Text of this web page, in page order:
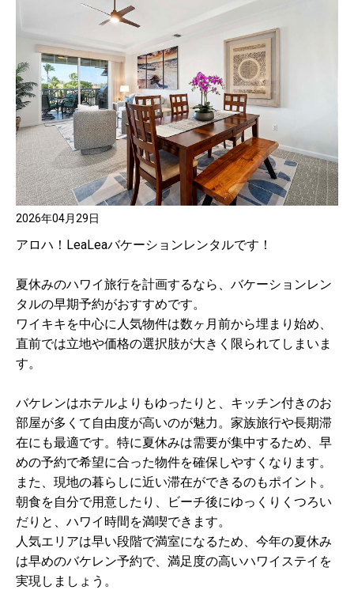
2026年04月29日
アロハ！LeaLeaバケーションレンタルです！
夏休みのハワイ旅行を計画するなら、バケーションレン
タルの早期予約がおすすめです。
ワイキキを中心に人気物件は数ヶ月前から埋まり始め、
直前では立地や価格の選択肢が大きく限られてしまいま
す。
バケレンはホテルよりもゆったりと、キッチン付きのお
部屋が多くて自由度が高いのが魅力。家族旅行や長期滞
在にも最適です。特に夏休みは需要が集中するため、早
めの予約で希望に合った物件を確保しやすくなります。
また、現地の暮らしに近い滞在ができるのもポイント。
朝食を自分で用意したり、ビーチ後にゆっくりくつろい
だりと、ハワイ時間を満喫できます。
人気エリアは早い段階で満室になるため、今年の夏休み
は早めのバケレン予約で、満足度の高いハワイステイを
実現しましょう。